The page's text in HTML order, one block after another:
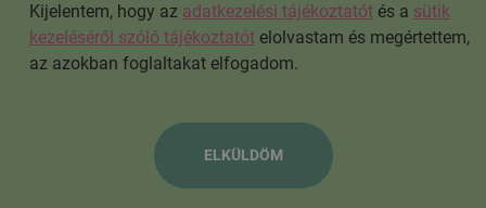
Kijelentem, hogy az adatkezelési tájékoztatótés a sütik
kezeléséről szóló tájékoztatótelolvastam és megértettem,
az azokban foglaltakat elfogadom.